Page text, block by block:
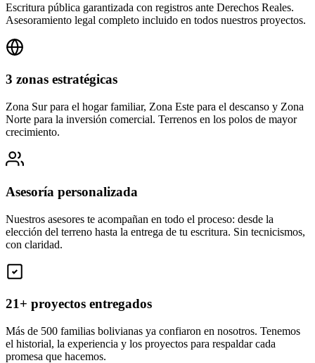
Escritura pública garantizada con registros ante Derechos Reales.
Asesoramiento legal completo incluido en todos nuestros proyectos.
3 zonas estratégicas
Zona Sur para el hogar familiar, Zona Este para el descanso y Zona
Norte para la inversión comercial. Terrenos en los polos de mayor
crecimiento.
Asesoría personalizada
Nuestros asesores te acompañan en todo el proceso: desde la
elección del terreno hasta la entrega de tu escritura. Sin tecnicismos,
con claridad.
21+ proyectos entregados
Más de 500 familias bolivianas ya confiaron en nosotros. Tenemos
el historial, la experiencia y los proyectos para respaldar cada
promesa que hacemos.